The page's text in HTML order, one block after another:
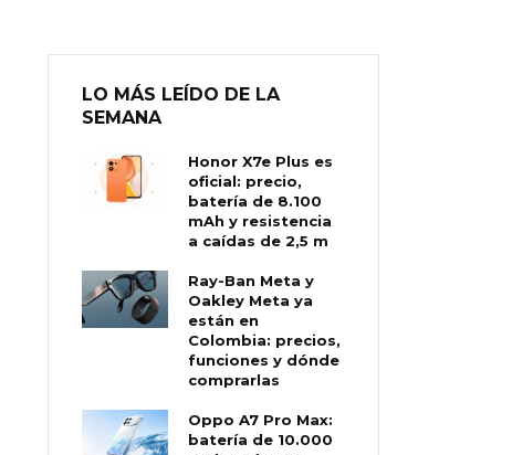
LO MÁS LEÍDO DE LA
SEMANA
Honor X7e Plus es
oficial: precio,
batería de 8.100
mAh y resistencia
a caídas de 2,5 m
Ray-Ban Meta y
Oakley Meta ya
están en
Colombia: precios,
funciones y dónde
comprarlas
Oppo A7 Pro Max:
batería de 10.000